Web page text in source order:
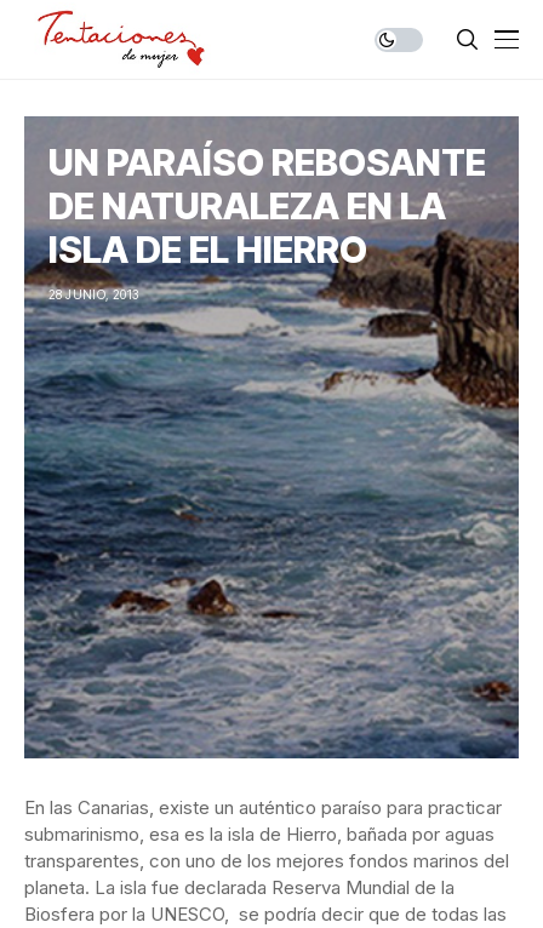
UN PARAÍSO REBOSANTE
DE NATURALEZA EN LA
ISLA DE EL HIERRO
28 JUNIO, 2013
En las Canarias, existe un auténtico paraíso para practicar
submarinismo, esa es la isla de Hierro, bañada por aguas
transparentes, con uno de los mejores fondos marinos del
planeta. La isla fue declarada Reserva Mundial de la
Biosfera por la UNESCO, se podría decir que de todas las